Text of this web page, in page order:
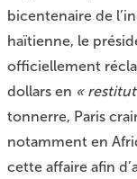
bicentenaire de
haïtienne, le
officiellement
dollars en «
tonnerre, Paris
notamment en
cette affaire afin